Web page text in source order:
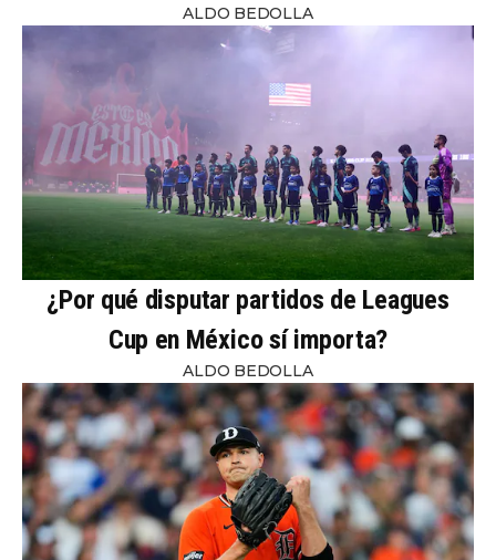
ALDO BEDOLLA
¿Por qué disputar partidos de Leagues
Cup en México sí importa?
ALDO BEDOLLA